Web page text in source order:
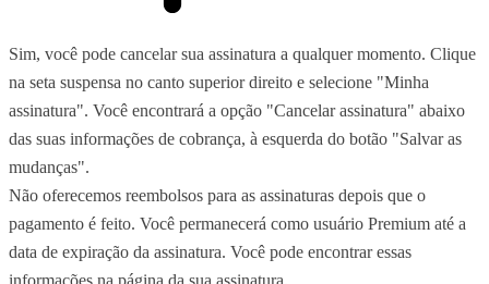
Sim, você pode cancelar sua assinatura a qualquer momento. Clique
na seta suspensa no canto superior direito e selecione "Minha
assinatura". Você encontrará a opção "Cancelar assinatura" abaixo
das suas informações de cobrança, à esquerda do botão "Salvar as
mudanças".
Não oferecemos reembolsos para as assinaturas depois que o
pagamento é feito. Você permanecerá como usuário Premium até a
data de expiração da assinatura. Você pode encontrar essas
informações na página da sua assinatura.